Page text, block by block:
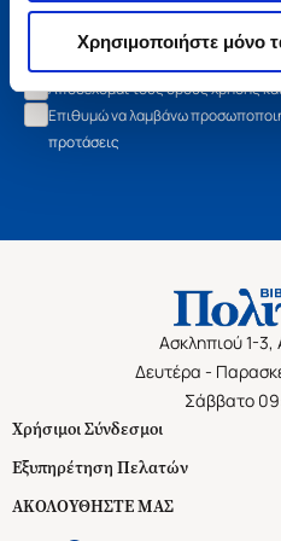
Χρησιμοποιήστε μόνο
Αποδέχομαι τους όρους χρήσης
Επιθυμώ να λαμβάνω
προτάσεις
Ασκληπιού 1-
Δευτέρα -
Σάββατο
Χρήσιμοι Σύνδεσμοι
Εξυπηρέτηση Πελατών
ΑΚΟΛΟΥΘΗΣΤΕ ΜΑΣ